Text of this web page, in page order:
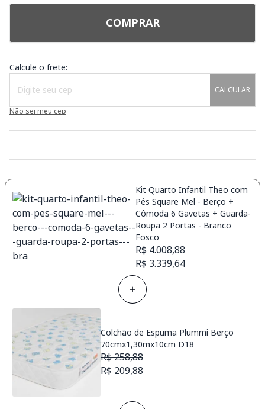
COMPRAR
Calcule o frete:
CALCULAR
Não sei meu cep
Kit Quarto Infantil Theo com
Pés Square Mel - Berço +
Cômoda 6 Gavetas + Guarda-
Roupa 2 Portas - Branco
Fosco
R$ 4.008,88
R$ 3.339,64
Colchão de Espuma Plummi Berço
70cmx1,30mx10cm D18
R$ 258,88
R$ 209,88